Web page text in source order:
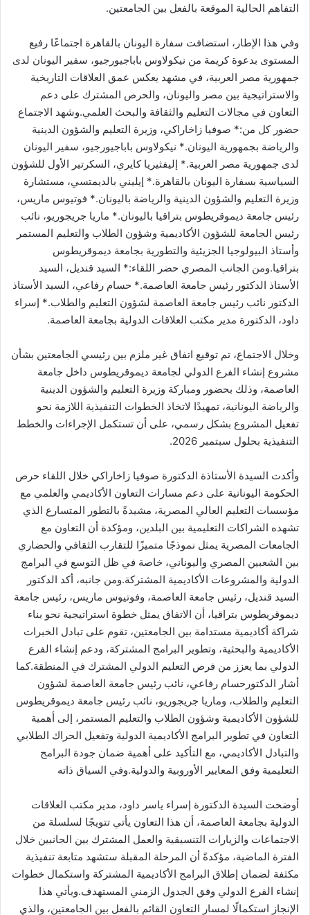
التفاهم الحالية الموقعة بالفعل بين الجامعتين.
وفي هذا الإطار، استضافت سفارة اليونان بالقاهرة اجتماعًا رفيع
المستوى بدعوة كريمة من نيكولاوس باباجيورجيو، سفير اليونان لدى
جمهورية مصر العربية، في مشهد يعكس عمق العلاقات التاريخية
والاستراتيجية بين مصر واليونان، والحرص المشترك على دعم
التعاون في مجالات التعليم والثقافة والبحث العلمي.وشهد الاجتماع
حضور كل من:* صوفيا زاخاراكي، وزيرة التعليم والشؤون الدينية
والرياضة بجمهورية اليونان.* نيكولاوس باباجيورجيو، سفير اليونان
لدى جمهورية مصر العربية.* إليفثيريا كايري، السكرتير الأول للشؤون
السياسية بسفارة اليونان بالقاهرة.* إيليني بالديمتسي، مستشارة
وزيرة التعليم والشؤون الدينية والرياضة باليونان.* فوتيوس ماريس،
رئيس جامعة ديموقريطوس بتراقيا باليونان.* ماريا جريجوريو، نائب
رئيس الجامعة للشؤون الأكاديمية وشؤون الطلاب والتعليم المستمر
وأستاذ البيولوجيا الجزيئية والتطورية بجامعة ديموقريطوس
بتراقيا.ومن الجانب المصري حضر اللقاء:* السيد قنديل، السيد
الأستاذ الدكتور رئيس جامعة العاصمة.* حسام رفاعي، السيد الأستاذ
الدكتور نائب رئيس جامعة العاصمة لشؤون التعليم والطلاب.* إسراء
داود، الدكتورة مدير مكتب العلاقات الدولية بجامعة العاصمة.
وخلال الاجتماع، تم توقيع اتفاق غير ملزم بين رئيسي الجامعتين بشأن
مشروع إنشاء الفرع الدولي لجامعة ديموقريطوس داخل جامعة
العاصمة، وذلك بحضور ومباركة وزيرة التعليم والشؤون الدينية
والرياضة اليونانية، تمهيدًا لاتخاذ الخطوات التنفيذية اللازمة نحو
تفعيل المشروع بشكل رسمي، على أن تستكمل الإجراءات والخطط
التنفيذية بحلول سبتمبر 2026.
وأكدت السيدة الأستاذة الدكتورة صوفيا زاخاراكي خلال اللقاء حرص
الحكومة اليونانية على دعم مسارات التعاون الأكاديمي والعلمي مع
مؤسسات التعليم العالي المصرية، مشيدةً بالتطور المتسارع الذي
تشهده الشراكات التعليمية بين البلدين، ومؤكدة أن التعاون مع
الجامعات المصرية يمثل نموذجًا متميزًا للتقارب الثقافي والحضاري
بين الشعبين المصري واليوناني، خاصة في ظل التوسع في البرامج
الدولية والمشروعات الأكاديمية المشتركة.ومن جانبه، أكد الدكتور
السيد قنديل، رئيس جامعة العاصمة، وفوتيوس ماريس، رئيس جامعة
ديموقريطوس بتراقيا، أن الاتفاق يمثل خطوة استراتيجية نحو بناء
شراكة أكاديمية مستدامة بين الجامعتين، تقوم على تبادل الخبرات
الأكاديمية والبحثية، وتطوير البرامج المشتركة، ودعم إنشاء الفرع
الدولي بما يعزز من فرص التعليم الدولي المشترك في المنطقة.كما
أشار الدكتورحسام رفاعي، نائب رئيس جامعة العاصمة لشؤون
التعليم والطلاب، وماريا جريجوريو، نائب رئيس جامعة ديموقريطوس
للشؤون الأكاديمية وشؤون الطلاب والتعليم المستمر، إلى أهمية
التعاون في تطوير البرامج الأكاديمية الدولية وتفعيل الحراك الطلابي
والتبادل الأكاديمي، مع التأكيد على أهمية ضمان جودة البرامج
التعليمية وفق المعايير الأوروبية والدولية.وفي السياق ذاته
أوضحت السيدة الدكتورة إسراء ياسر داود، مدير مكتب العلاقات
الدولية بجامعة العاصمة، أن هذا التعاون يأتي تتويجًا لسلسلة من
الاجتماعات والزيارات التنسيقية والعمل المشترك بين الجانبين خلال
الفترة الماضية، مؤكدةً أن المرحلة المقبلة ستشهد متابعة تنفيذية
مكثفة لضمان إطلاق البرامج الأكاديمية المشتركة واستكمال خطوات
إنشاء الفرع الدولي وفق الجدول الزمني المستهدف.ويأتي هذا
الإنجاز استكمالًا لمسار التعاون القائم بالفعل بين الجامعتين، والذي